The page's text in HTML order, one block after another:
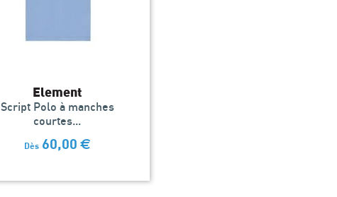
Element
Script Polo à manches
courtes...
Dès 60,00 €